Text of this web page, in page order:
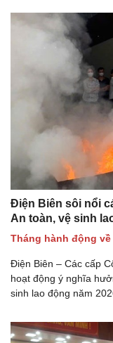
Điện Biên sôi nổi
An toàn, vệ sinh
Tháng hành động về
Điện Biên – Các cấp
hoạt động ý nghĩa
sinh lao động năm